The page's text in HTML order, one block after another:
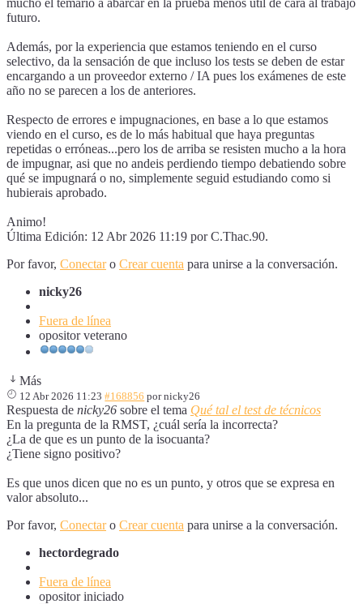
futuro.
Además, por la experiencia que estamos teniendo en el curso
selectivo, da la sensación de que incluso los tests se deben de estar
encargando a un proveedor externo / IA pues los exámenes de este
año no se parecen a los de anteriores.
Respecto de errores e impugnaciones, en base a lo que estamos
viendo en el curso, es de lo más habitual que haya preguntas
repetidas o erróneas...pero los de arriba se resisten mucho a la hora
de impugnar, asi que no andeis perdiendo tiempo debatiendo sobre
qué se impugnará o no, simplemente seguid estudiando como si
hubierais aprobado.
Animo!
Última Edición: 12 Abr 2026 11:19 porC.Thac.90.
Por favor, Conectaro Crear cuenta para unirse a la conversación.
nicky26
Fuera de línea
opositor veterano
Más
12 Abr 2026 11:23 #168856 pornicky26
Respuesta de nicky26 sobre el tema Qué tal el test de técnicos
En la pregunta de la RMST, ¿cuál sería la incorrecta?
¿La de que es un punto de la isocuanta?
¿Tiene signo positivo?
Es que unos dicen que no es un punto, y otros que se expresa en
valor absoluto...
Por favor, Conectaro Crear cuenta para unirse a la conversación.
hectordegrado
Fuera de línea
opositor iniciado